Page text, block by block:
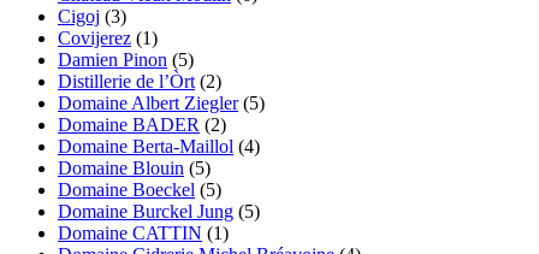
Cigoj (3)
Covijerez (1)
Damien Pinon (5)
Distillerie de l’Òrt (2)
Domaine Albert Ziegler (5)
Domaine BADER (2)
Domaine Berta-Maillol (4)
Domaine Blouin (5)
Domaine Boeckel (5)
Domaine Burckel Jung (5)
Domaine CATTIN (1)